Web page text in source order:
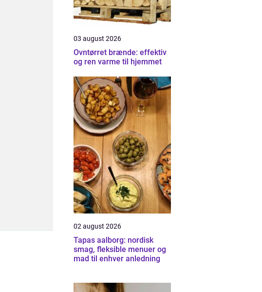
03 august 2026
Ovntørret brænde: effektiv
og ren varme til hjemmet
02 august 2026
Tapas aalborg: nordisk
smag, fleksible menuer og
mad til enhver anledning